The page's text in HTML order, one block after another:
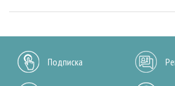
Подписка